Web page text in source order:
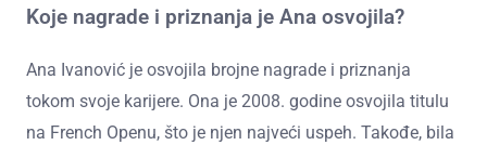
Koje nagrade i priznanja je Ana osvojila?
Ana Ivanović je osvojila brojne nagrade i priznanja
tokom svoje karijere. Ona je 2008. godine osvojila titulu
na French Openu, što je njen najveći uspeh. Takođe, bila